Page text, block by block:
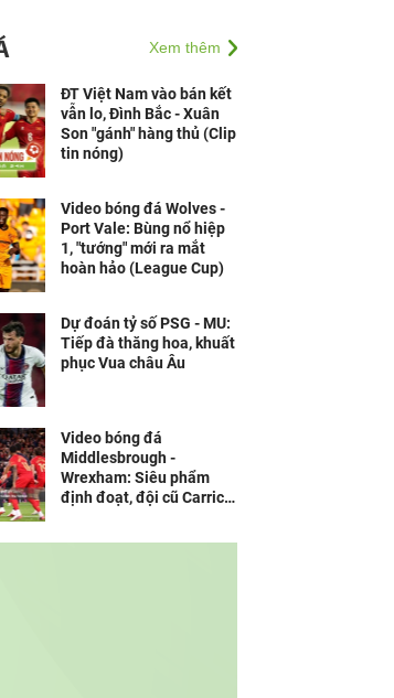
Xem thêm
ĐT Việt Nam vào bán kết
vẫn lo, Đình Bắc - Xuân
Son "gánh" hàng thủ (Clip
tin nóng)
Video bóng đá Wolves -
Port Vale: Bùng nổ hiệp
1, "tướng" mới ra mắt
hoàn hảo (League Cup)
Dự đoán tỷ số PSG - MU:
Tiếp đà thăng hoa, khuất
phục Vua châu Âu
Video bóng đá
Middlesbrough -
Wrexham: Siêu phẩm
định đoạt, đội cũ Carrick